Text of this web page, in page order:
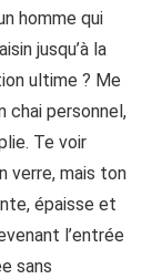
homme qui
jusqu’à la
ultime ? Me
chai personnel,
Te voir
verre, mais ton
épaisse et
l’entrée
sans